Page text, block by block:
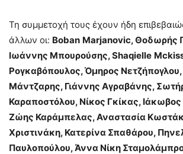
Τη συμμετοχή τους έχουν ήδη
άλλων οι: Boban Marjanovic, Θοδωρής
Ιωάννης Μπουρούσης,Shaqielle
Ρογκαβόπουλος, Όμηρος
Μάντζαρης, Γιάννης Αγραβάνης,
Καραποστόλου, Νίκος Γκίκας, Ιάκωβος
Ζώης Καράμπελας, Αναστασία
Χριστινάκη, Κατερίνα Σπαθάρου,
Παυλοπούλου, Άννα Νίκη